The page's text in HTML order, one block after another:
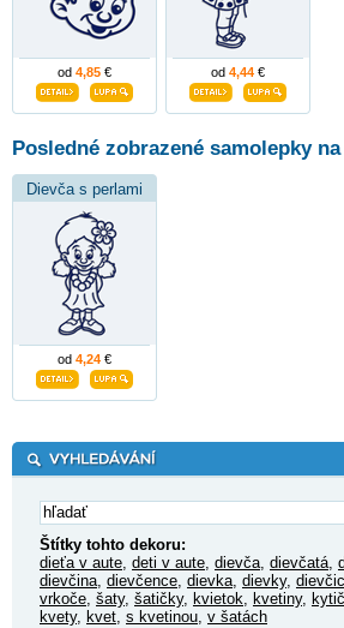
od 4,85 € od 4,44 €
Posledné zobrazené samolepky
Dievča s perlami
od 4,24 €
Štítky tohto dekoru:
dieťa v aute, deti v aute, dievča, dievčatá,
dievčina, dievčence, dievka, dievky,
vrkoče, šaty, šatičky, kvietok, kvetiny,
kvety, kvet, s kvetinou, v šatách